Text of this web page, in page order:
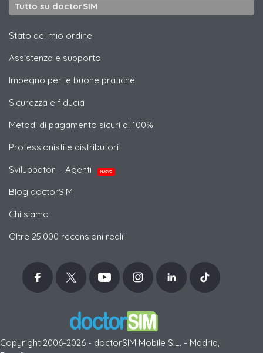
Tutto su doctorSIM
Stato del mio ordine
Assistenza e supporto
Impegno per le buone pratiche
Sicurezza e fiducia
Metodi di pagamento sicuri al 100%
Professionisti e distributori
Sviluppatori - Agenti
NUOVO
Blog doctorSIM
Chi siamo
Oltre 25.000 recensioni reali!
Copyright 2006-2026 - doctorSIM Mobile S.L. - Madrid,